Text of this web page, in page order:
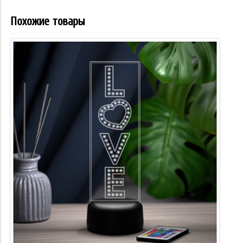
Похожие товары